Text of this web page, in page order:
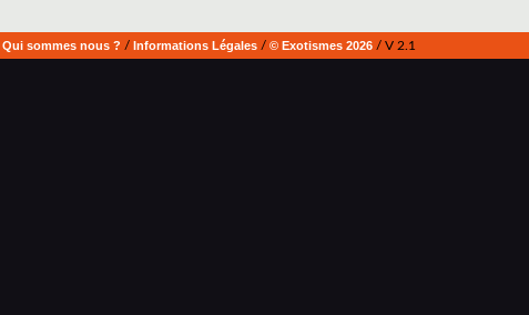
Qui sommes nous ? / Informations Légales/ © Exotismes 2026/ V 2.1